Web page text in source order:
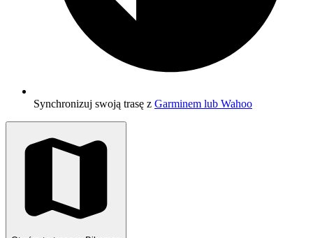
Synchronizuj swoją trasę z Garminem lub Wahoo